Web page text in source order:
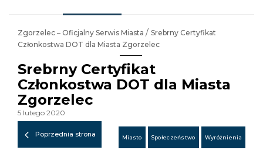
Zgorzelec – Oficjalny Serwis Miasta / Srebrny Certyfikat
Członkostwa DOT dla Miasta Zgorzelec
Srebrny Certyfikat
Członkostwa DOT dla Miasta
Zgorzelec
5 lutego 2020
Poprzednia strona Miasto Społeczeństwo Wyróżnienia